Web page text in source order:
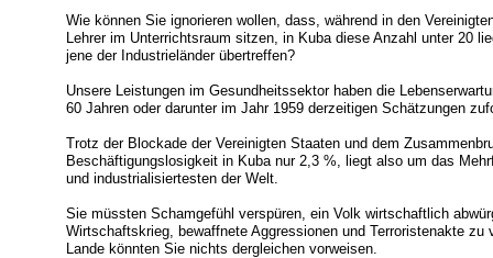
Wie können Sie ignorieren wollen, dass, während in den
Lehrer im Unterrichtsraum sitzen, in Kuba diese Anzahl unter 20
jene der Industrieländer übertreffen?
Unsere Leistungen im Gesundheitssektor haben die
60 Jahren oder darunter im Jahr 1959 derzeitigen Schätzungen
Trotz der Blockade der Vereinigten Staaten und dem
Beschäftigungslosigkeit in Kuba nur 2,3 %, liegt also um das
und industrialisiertesten der Welt.
Sie müssten Schamgefühl verspüren, ein Volk wirtschaftlich
Wirtschaftskrieg, bewaffnete Aggressionen und Terroristenakte
Lande könnten Sie nichts dergleichen vorweisen.